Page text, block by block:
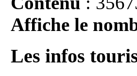
Affiche le
Les infos